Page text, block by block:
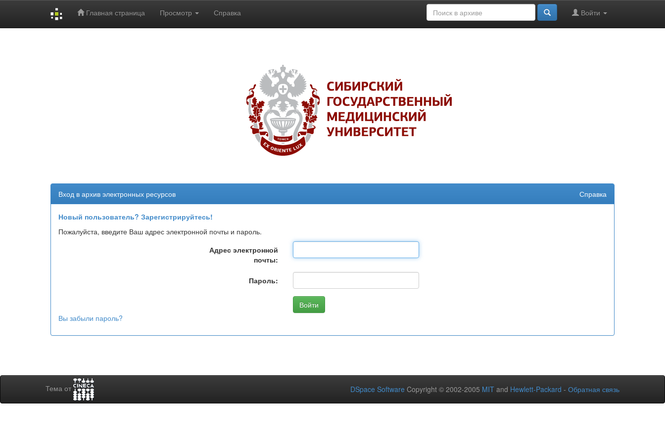
Главная страница Просмотр Справка Войти
Вход в архив электронных ресурсов Справка
Новый пользователь? Зарегистрируйтесь!
Пожалуйста, введите Ваш адрес электронной почты и пароль.
Адрес электронной
почты:
Пароль:
Вы забыли пароль?
Тема от DSpace Software Copyright © 2002-2005 MIT and Hewlett-Packard - Обратная связь